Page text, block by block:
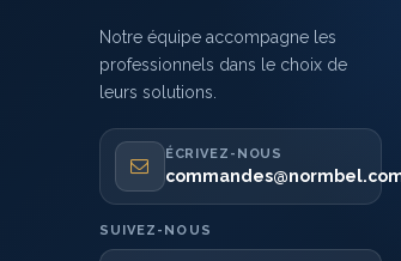
Notre équipe accompagne les
professionnels dans le choix de
leurs solutions.
ÉCRIVEZ-NOUS
SUIVEZ-NOUS